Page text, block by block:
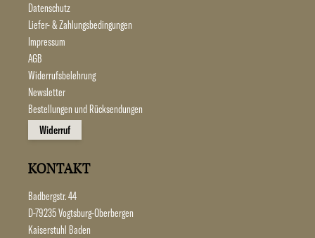
Datenschutz
Liefer- & Zahlungsbedingungen
Impressum
AGB
Widerrufsbelehrung
Newsletter
Bestellungen und Rücksendungen
Widerruf
KONTAKT
Badbergstr. 44
D-79235 Vogtsburg-Oberbergen
Kaiserstuhl Baden